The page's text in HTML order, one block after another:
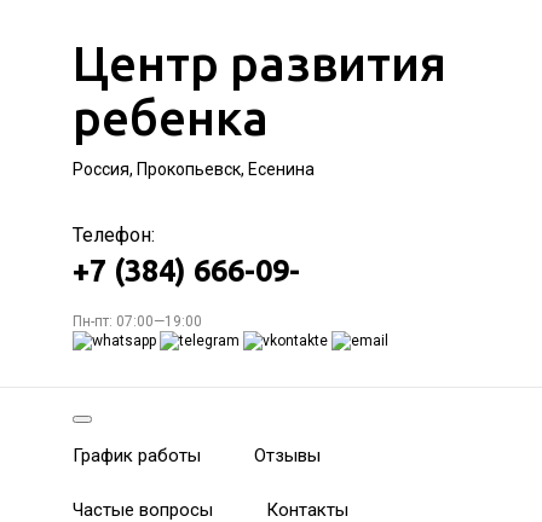
Центр развития
ребенка
Россия, Прокопьевск, Есенина
Телефон:
+7 (384) 666-09-
Пн-пт: 07:00—19:00
График работы Отзывы
Частые вопросы Контакты